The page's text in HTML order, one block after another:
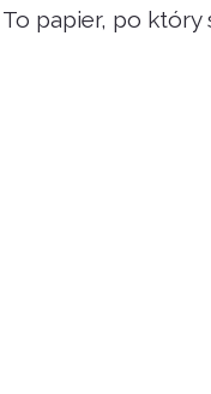
papier, po